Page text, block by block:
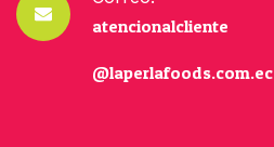
atencionalcliente
@laperlafoods.com.ec